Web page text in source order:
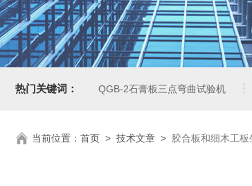
热门关键词： QGB-2石膏板三点弯曲试验机
当前位置： 首页 > 技术文章 > 胶合板和细木工